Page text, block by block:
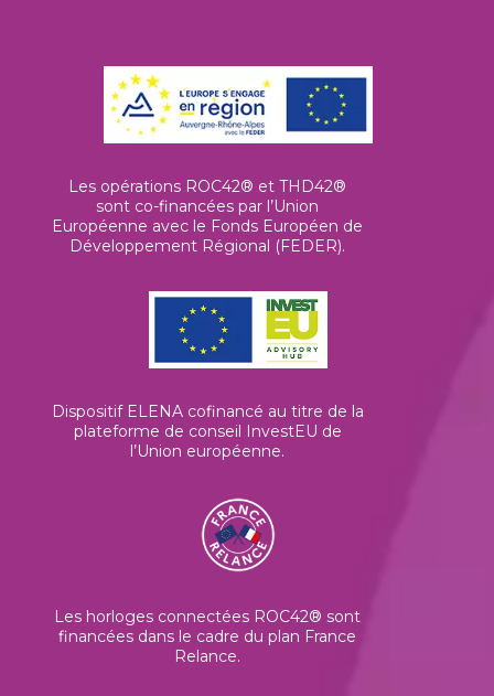
Les opérations ROC42® et THD42®
sont co-financées par l’Union
Européenne avec le Fonds Européen de
Développement Régional (FEDER).
Dispositif ELENA cofinancé au titre de la
plateforme de conseil InvestEU de
l’Union européenne.
Les horloges connectées ROC42® sont
financées dans le cadre du plan France
Relance.